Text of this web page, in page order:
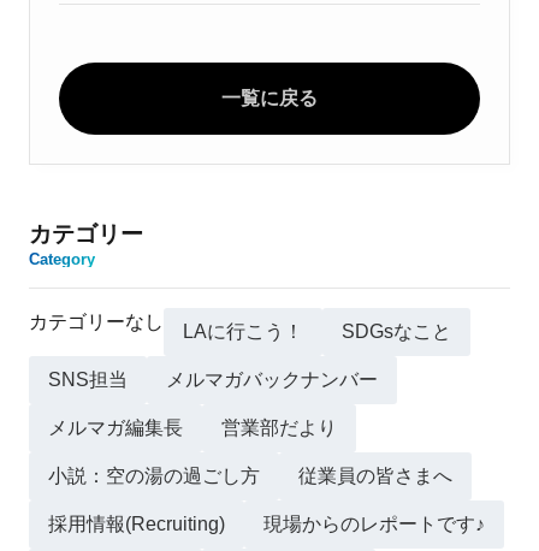
一覧に戻る
カテゴリー
Category
カテゴリーなし LAに行こう！ SDGsなこと
SNS担当 メルマガバックナンバー
メルマガ編集長 営業部だより
小説：空の湯の過ごし方 従業員の皆さまへ
採用情報(Recruiting) 現場からのレポートです♪